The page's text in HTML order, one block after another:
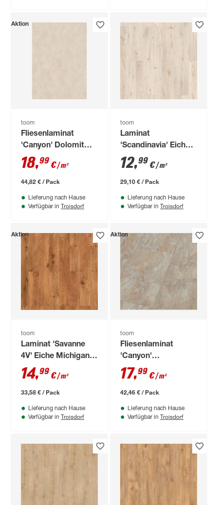
Aktion
toom
Fliesenlaminat
'Canyon' Dolomit
beige
wasserresistent 8
mm
18,99 €/ m²
44,82 € / Pack
Lieferung nach Hause
Verfügbar in Troisdorf
toom
Laminat
'Scandinavia' Eiche
Amundsen hellgrau
7 mm
12,99 €/ m²
29,10 € / Pack
Lieferung nach Hause
Verfügbar in Troisdorf
Aktion
toom
Laminat 'Savanne
4V' Eiche Michigan
dunkelbraun 7 mm
14,99 €/ m²
33,58 € / Pack
Lieferung nach Hause
Verfügbar in Troisdorf
Aktion
toom
Fliesenlaminat
'Canyon'
Buntschiefer
buntschieferfarben
wasserresistent 8
17,99 €/ m²
42,46 € / Pack
Lieferung nach Hause
Verfügbar in Troisdorf